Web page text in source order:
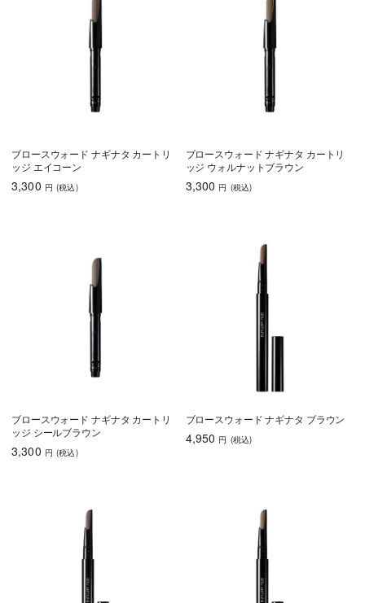
ブロースウォード ナギナタ カートリ
ッジ エイコーン
3,300 円 (税込)
ブロースウォード ナギナタ カートリ
ッジ ウォルナットブラウン
3,300 円 (税込)
ブロースウォード ナギナタ カートリ
ッジ シールブラウン
3,300 円 (税込)
ブロースウォード ナギナタ ブラウン
4,950 円 (税込)